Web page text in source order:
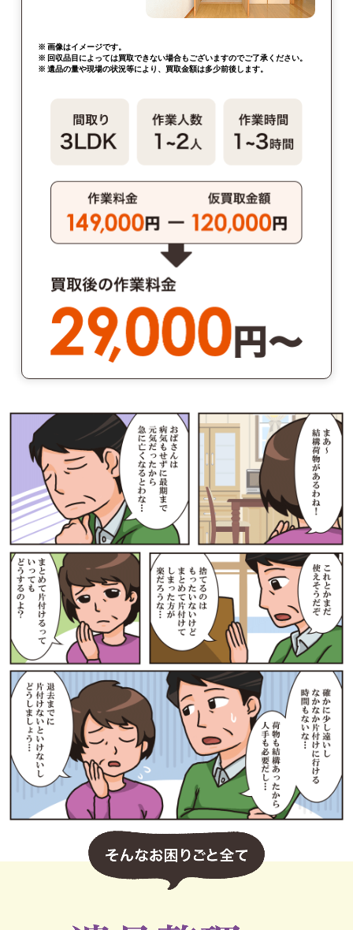
※ 画像はイメージです。
※ 回収品目によっては買取できない場合もございますのでご了承ください。
※ 遺品の量や現場の状況等により、買取金額は多少前後します。